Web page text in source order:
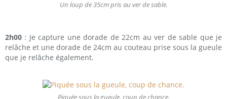
Un loup de 35cm pris au ver de sable.
2h00 : Je capture une dorade de 22cm au ver de sable que je
relâche et une dorade de 24cm au couteau prise sous la gueule
que je relâche également.